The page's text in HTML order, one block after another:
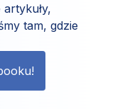
tam, gdzie